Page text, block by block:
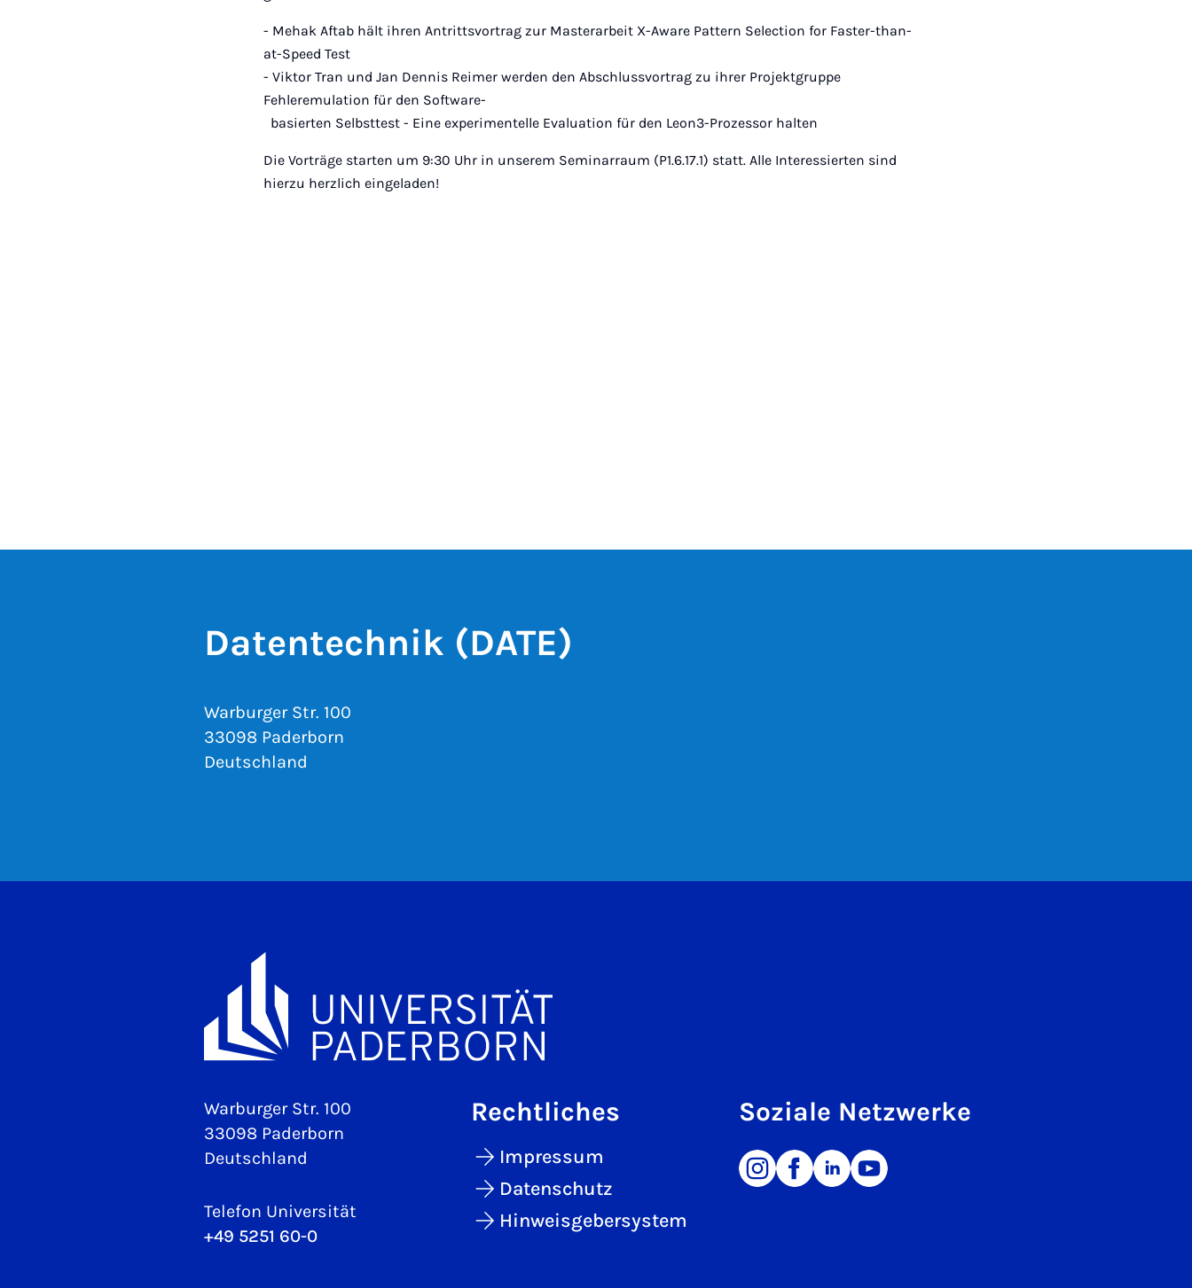
- Mehak Aftab hält ihren Antrittsvortrag zur Masterarbeit X-Aware Pattern Selection for Faster-than-
at-Speed Test
- Viktor Tran und Jan Dennis Reimer werden den Abschlussvortrag zu ihrer Projektgruppe
Fehleremulation für den Software-
basierten Selbsttest - Eine experimentelle Evaluation für den Leon3-Prozessor halten
Die Vorträge starten um 9:30 Uhr in unserem Seminarraum (P1.6.17.1) statt. Alle Interessierten sind
hierzu herzlich eingeladen!
Datentechnik (DATE)
Warburger Str. 100
33098 Paderborn
Deutschland
Warburger Str. 100
33098 Paderborn
Deutschland
Telefon Universität
+49 5251 60-0
Rechtliches
Impressum
Datenschutz
Hinweisgebersystem
Soziale Netzwerke